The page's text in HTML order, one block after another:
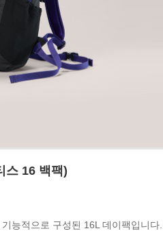
스 16 백팩)
능적으로 구성된 16L 데이팩입니다.